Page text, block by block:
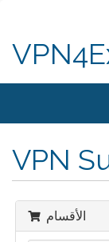
VPN
الأقسام